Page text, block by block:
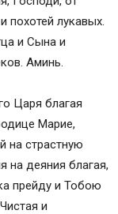
похотей лукавых.
и Сына и
Аминь.
Царя благая
Марие,
на страстную
на деяния благая,
прейду и Тобою
и